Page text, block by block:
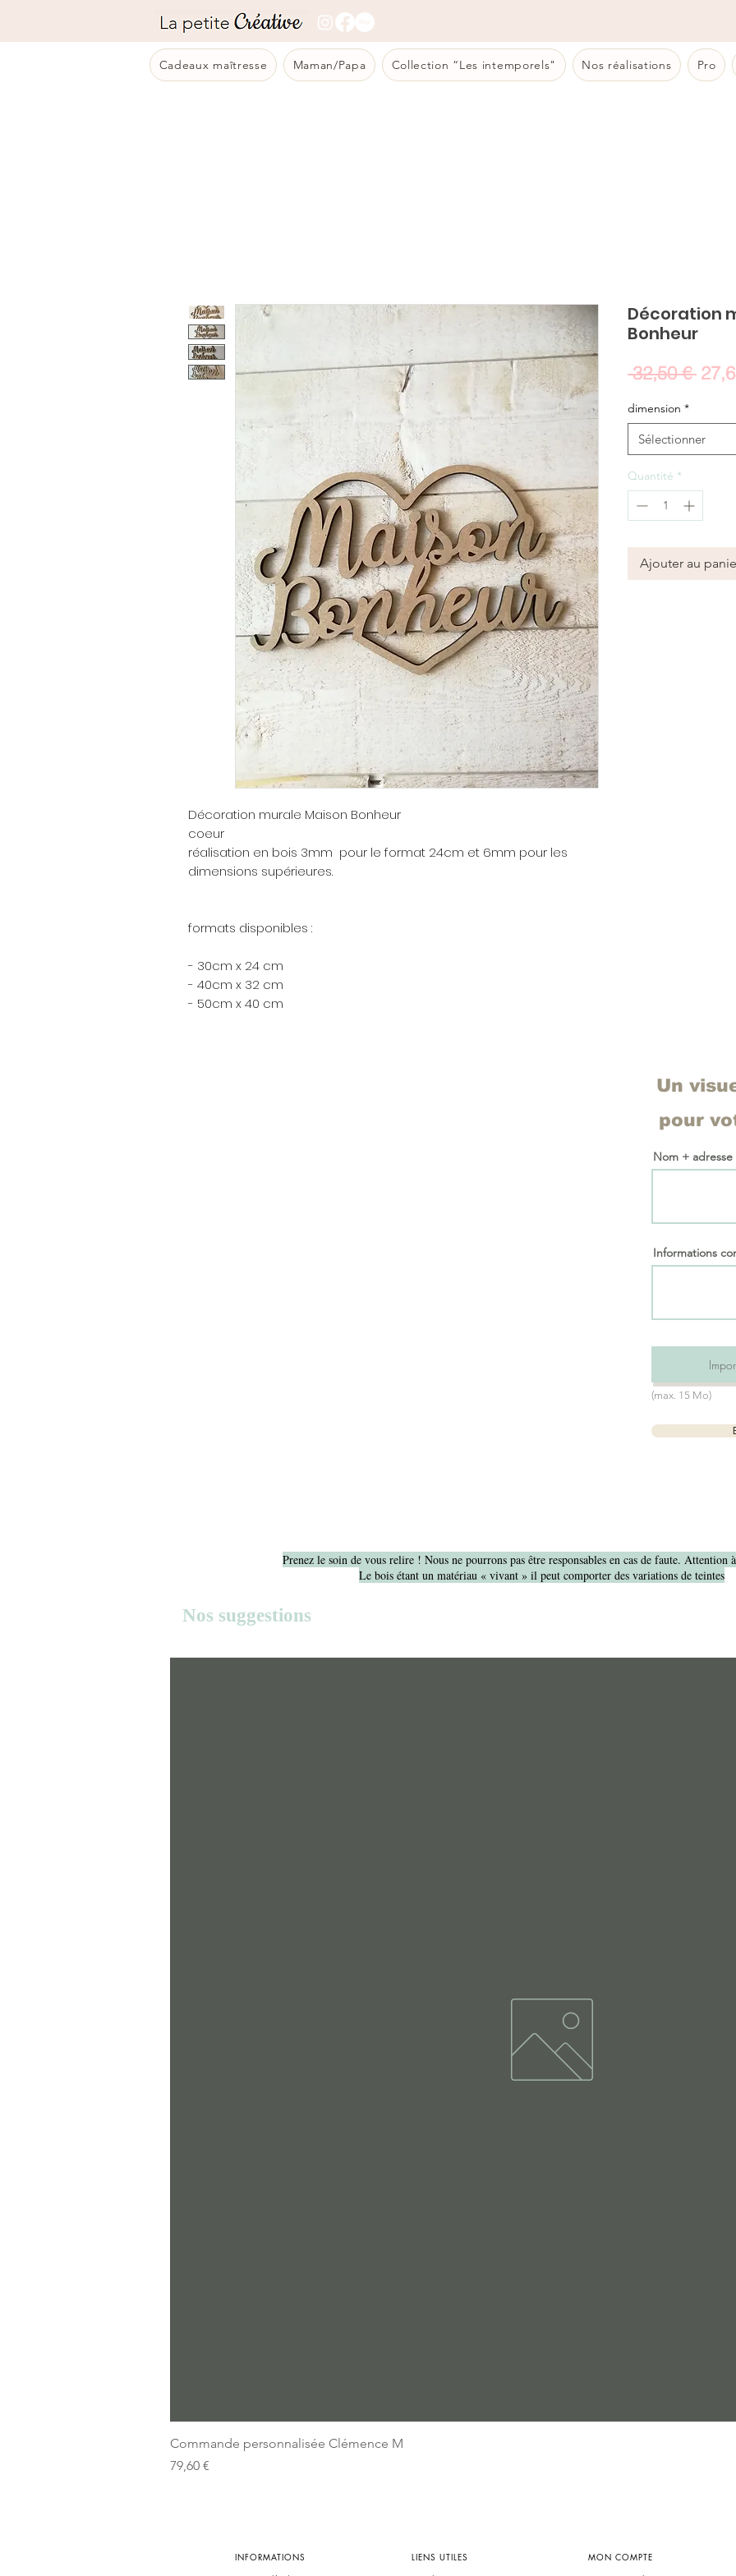
Cadeaux maîtresse Maman/Papa Collection “Les intemporels" Nos réalisations Pro
Décoration murale Maison Bonheur
coeur
réalisation en bois 3mm pour le format 24cm et 6mm pour les
dimensions supérieures.
formats disponibles :
- 30cm x 24 cm
- 40cm x 32 cm
- 50cm x 40 cm
Décoration
Bonheur
32,50 € Prix
dimension *
Sélectionner
Quantité *
Ajouter au
Un
pour
Nom + adresse
Informations
(max. 15 Mo)
Prenez le soin de vous relire ! Nous ne pourrons pas être responsables en cas de faute. Attention
Le bois étant un matériau « vivant » il peut comporter des variations de teintes
Nos suggestions
Commande personnalisée Clémence M
Prix
79,60 €
INFORMATIONS LIENS UTILES MON COMPTE